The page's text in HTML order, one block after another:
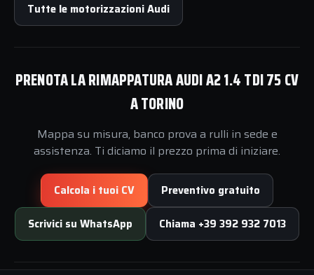
Tutte le motorizzazioni Audi
PRENOTA LA RIMAPPATURA AUDI A2 1.4 TDI 75 CV
A TORINO
Mappa su misura, banco prova a rulli in sede e
assistenza. Ti diciamo il prezzo prima di iniziare.
Calcola i tuoi CV Preventivo gratuito
Scrivici su WhatsApp Chiama +39 392 932 7013